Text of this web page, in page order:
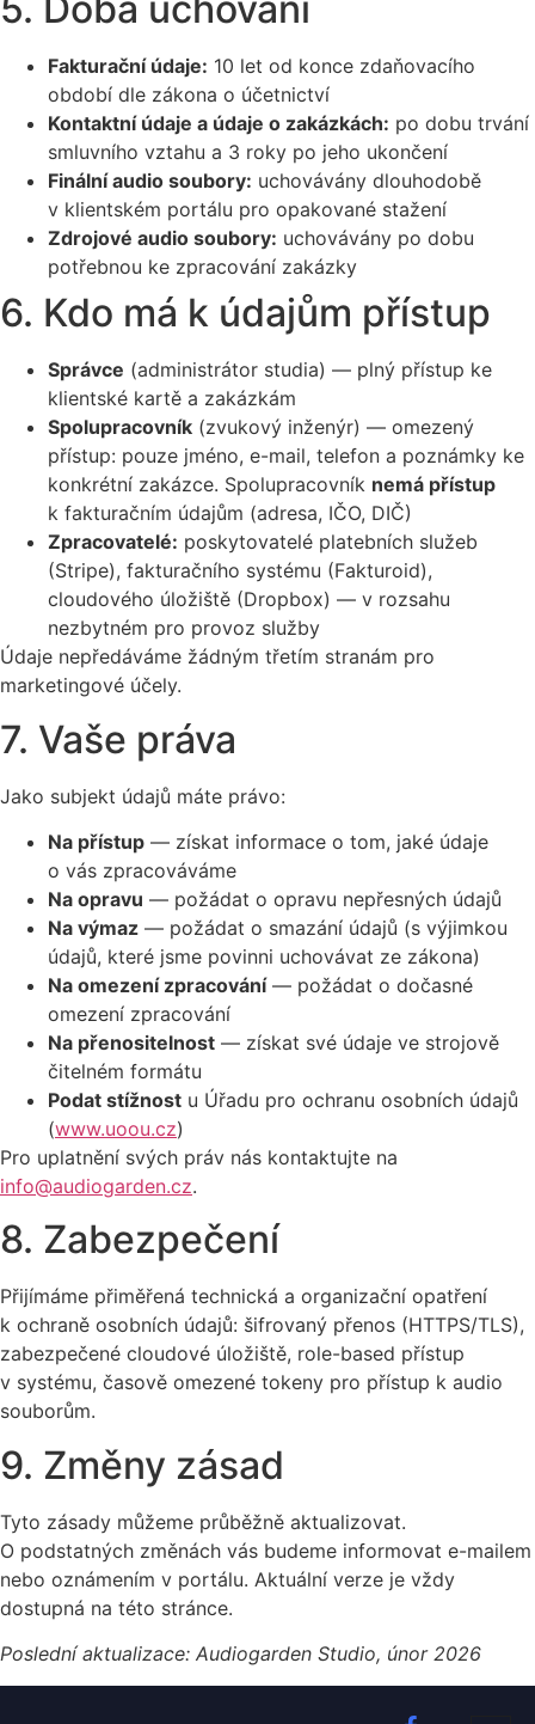
Fakturační údaje: 10 let od konce zdaňovacího
období dle zákona o účetnictví
Kontaktní údaje a údaje o zakázkách: po dobu trvání
smluvního vztahu a 3 roky po jeho ukončení
Finální audio soubory: uchovávány dlouhodobě
v klientském portálu pro opakované stažení
Zdrojové audio soubory: uchovávány po dobu
potřebnou ke zpracování zakázky
6. Kdo má k údajům přístup
Správce (administrátor studia) — plný přístup ke
klientské kartě a zakázkám
Spolupracovník (zvukový inženýr) — omezený
přístup: pouze jméno, e-mail, telefon a poznámky ke
konkrétní zakázce. Spolupracovník nemá přístup
k fakturačním údajům (adresa, IČO, DIČ)
Zpracovatelé: poskytovatelé platebních služeb
(Stripe), fakturačního systému (Fakturoid),
cloudového úložiště (Dropbox) — v rozsahu
nezbytném pro provoz služby
Údaje nepředáváme žádným třetím stranám pro
marketingové účely.
7. Vaše práva
Jako subjekt údajů máte právo:
Na přístup — získat informace o tom, jaké údaje
o vás zpracováváme
Na opravu — požádat o opravu nepřesných údajů
Na výmaz — požádat o smazání údajů (s výjimkou
údajů, které jsme povinni uchovávat ze zákona)
Na omezení zpracování— požádat o dočasné
omezení zpracování
Na přenositelnost — získat své údaje ve strojově
čitelném formátu
Podat stížnost u Úřadu pro ochranu osobních údajů
(www.uoou.cz)
Pro uplatnění svých práv nás kontaktujte na
info@audiogarden.cz.
8. Zabezpečení
Přijímáme přiměřená technická a organizační opatření
k ochraně osobních údajů: šifrovaný přenos (HTTPS/TLS),
zabezpečené cloudové úložiště, role-based přístup
v systému, časově omezené tokeny pro přístup k audio
souborům.
9. Změny zásad
Tyto zásady můžeme průběžně aktualizovat.
O podstatných změnách vás budeme informovat e-mailem
nebo oznámením v portálu. Aktuální verze je vždy
dostupná na této stránce.
Poslední aktualizace: Audiogarden Studio, únor 2026